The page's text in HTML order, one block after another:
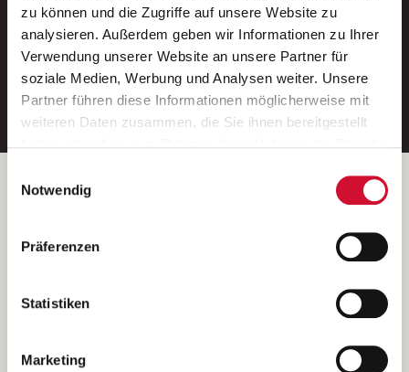
zu können und die Zugriffe auf unsere Website zu
analysieren. Außerdem geben wir Informationen zu Ihrer
Verwendung unserer Website an unsere Partner für
soziale Medien, Werbung und Analysen weiter. Unsere
Partner führen diese Informationen möglicherweise mit
weiteren Daten zusammen, die Sie ihnen bereitgestellt
Wenn Sie auf „Cookies zulassen“ klicken, so stimmen
Sie der Speicherung sämtlicher Cookies zu. Sie können
Ihre Einwilligung selbstverständlich jederzeit widerrufen,
indem Sie die Cookie-Einstellungen aufrufen und diese
unsererDatenschutzerklärung
Notwendig
Präferenzen
Statistiken
Marketing
Ein kostenloser Service von AWO
Jobs.
E-Mail-Adresse eintragen
Betreiber der Webseite
Kantstraße 45a
(Ein Tochterunternehmen des AWO Bezirksverbandes Unterfranken
e.V.)